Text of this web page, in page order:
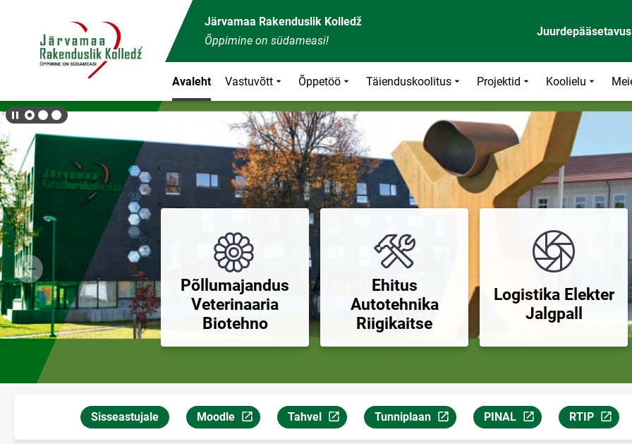
Järvamaa Rakenduslik Kolledž
Õppimine on südameasi!
Juurdepääsetavus
Avaleht Vastuvõtt Õppetöö Täienduskoolitus Projektid Koolielu
Front page
Põllumajandus
Veterinaaria
Biotehno
Ehitus
Autotehnika
Riigikaitse
Logistika Elekter
Jalgpall
Sisseastujale Moodle
Link avaneb uuel leheküljel
Tahvel
Link avaneb uuel leheküljel
Tunniplaan
Link avaneb uuel leheküljel
PINAL
Link avaneb uuel leheküljel
RTIP
Link